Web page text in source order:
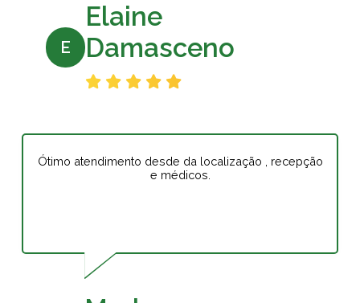
E
Elaine
Damasceno
Ótimo atendimento desde da localização , recepção
e médicos.